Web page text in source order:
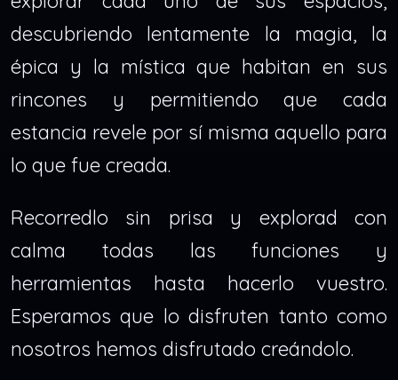
descubriendo lentamente la magia, la
épica y la mística que habitan en sus
rincones y permitiendo que cada
estancia revele por sí misma aquello para
lo que fue creada.
Recorredlo sin prisa y explorad con
calma todas las funciones y
herramientas hasta hacerlo vuestro.
Esperamos que lo disfruten tanto como
nosotros hemos disfrutado creándolo.